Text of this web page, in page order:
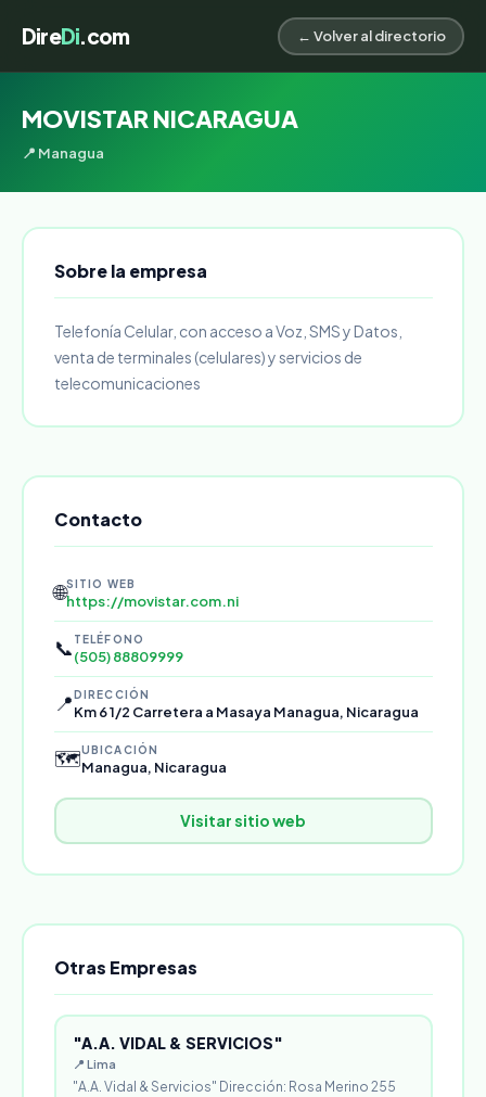
DireDi.com ← Volver al directorio
MOVISTAR NICARAGUA
📍 Managua
Sobre la empresa
Telefonía Celular, con acceso a Voz, SMS y Datos,
venta de terminales (celulares) y servicios de
telecomunicaciones
Contacto
🌐SITIO WEB
https://movistar.com.ni
📞 TELÉFONO
(505) 88809999
📍DIRECCIÓN
Km 6 1/2 Carretera a Masaya Managua, Nicaragua
🗺️UBICACIÓN
Managua, Nicaragua
Visitar sitio web
Otras Empresas
"A.A. VIDAL & SERVICIOS"
📍 Lima
"A.A. Vidal & Servicios" Dirección: Rosa Merino 255